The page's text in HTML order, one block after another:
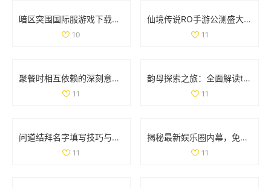
暗区突围国际服游戏下载指南：畅享极致战斗体验
10
仙境传说RO手游公测盛大开启 福利返利额度详细解析
11
聚餐时相互依赖的深刻意义与人际关系探讨
11
韵母探索之旅：全面解读t系列102章的音韵奥秘
11
问道结拜名字填写技巧与注意事项详解
11
揭秘最新娱乐圈内幕，免费获取吃瓜爆料精彩内容
11